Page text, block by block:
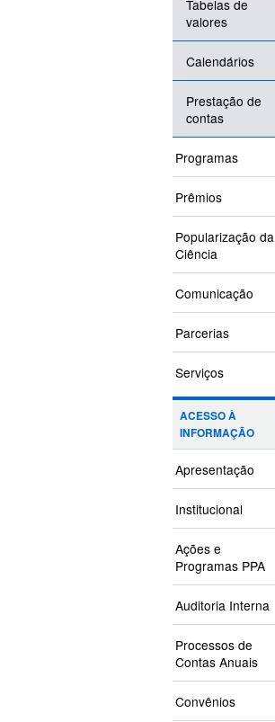
Tabelas de
valores
Calendários
Prestação de
contas
Programas
Prêmios
Popularização da
Ciência
Comunicação
Parcerias
Serviços
ACESSO À
INFORMAÇÃO
Apresentação
Institucional
Ações e
Programas PPA
Auditoria Interna
Processos de
Contas Anuais
Convênios